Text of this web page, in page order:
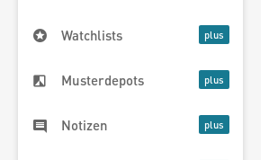
Watchlists
Musterdepots
Notizen